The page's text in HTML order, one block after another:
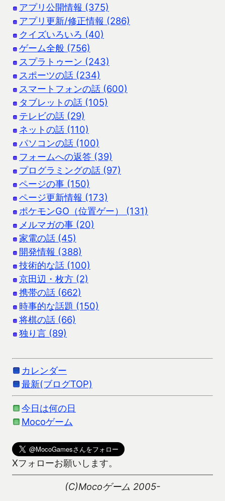
アプリ公開情報 (375)
アプリ更新/修正情報 (286)
クイズいろいろ (40)
ゲーム全般 (756)
スプラトゥーン (243)
スポーツの話 (234)
スマートフォンの話 (600)
タブレットの話 (105)
テレビの話 (29)
ネットの話 (110)
パソコンの話 (100)
フォームへの返答 (39)
プログラミングの話 (97)
ページの事 (150)
ページ更新情報 (173)
ポケモンGO（位置ゲー） (131)
メルマガの事 (20)
家電の話 (45)
開発情報 (388)
技術的な話 (100)
京田辺・枚方 (2)
携帯の話 (662)
時事的な話題 (150)
将棋の話 (66)
独り言 (89)
カレンダー
最新(ブログTOP)
今日は何の日
Mocoゲーム
Xフォローお願いします。
(C)Mocoゲーム 2005-